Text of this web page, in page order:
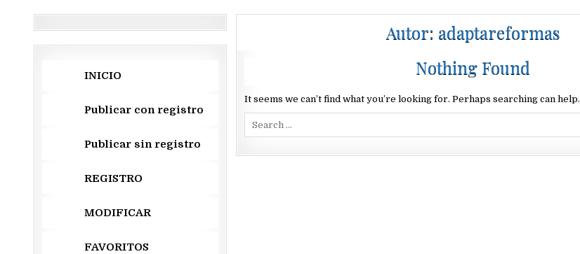
Autor: adaptareformas
Nothing Found
It seems we can’t find what you’re looking for. Perhaps searching can help.
INICIO
Publicar con registro
Publicar sin registro
REGISTRO
MODIFICAR
FAVORITOS